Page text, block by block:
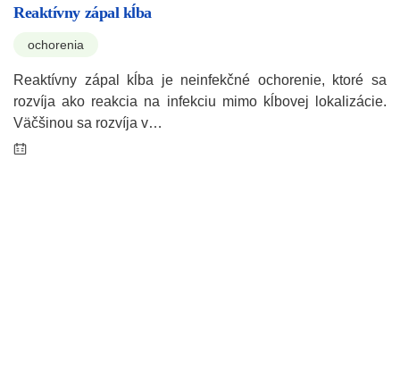
Reaktívny zápal kĺba
ochorenia
Reaktívny zápal kĺba je neinfekčné ochorenie, ktoré sa
rozvíja ako reakcia na infekciu mimo kĺbovej lokalizácie.
Väčšinou sa rozvíja v…